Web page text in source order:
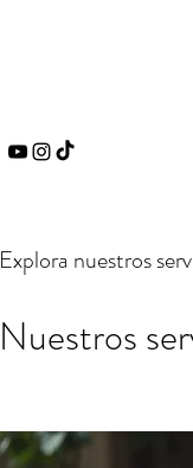
Explora nuestros
Nuestros